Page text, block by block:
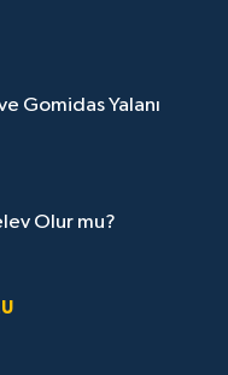
Gomidas Yalanı
Olur mu?